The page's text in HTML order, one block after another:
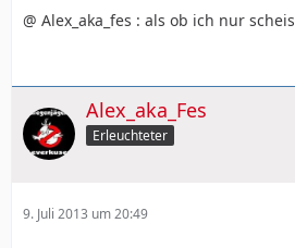
@ Alex_aka_fes : als ob ich nur
Alex_aka_Fes
Erleuchteter
9. Juli 2013 um 20:49